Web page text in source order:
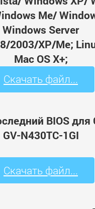
Me/
Windows Server
2003/XP/Me;
Mac OS X+;
Скачать файл...
BIOS для
GV-N430TC-1GI
Скачать файл...